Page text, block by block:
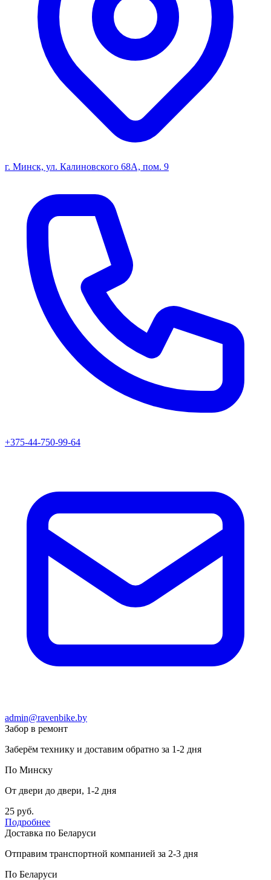
г. Минск, ул. Калиновского 68А, пом. 9
+375-44-750-99-64
admin@ravenbike.by
Забор в ремонт
Заберём технику и доставим обратно за 1-2 дня
По Минску
От двери до двери, 1-2 дня
25 руб.
Подробнее
Доставка по Беларуси
Отправим транспортной компанией за 2-3 дня
По Беларуси